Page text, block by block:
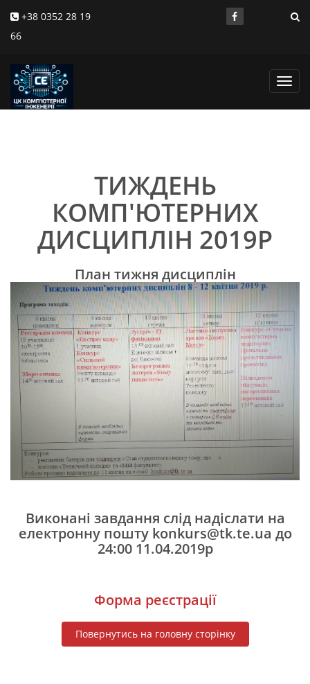
+38 0352 28 19
66
ТИЖДЕНЬ
КОМП'ЮТЕРНИХ
ДИСЦИПЛІН 2019Р
План тижня дисциплін
Виконані завдання слід надіслати на
електронну пошту konkurs@tk.te.ua до
24:00 11.04.2019р
Форма реєстрації
Повернутись на головну сторінку